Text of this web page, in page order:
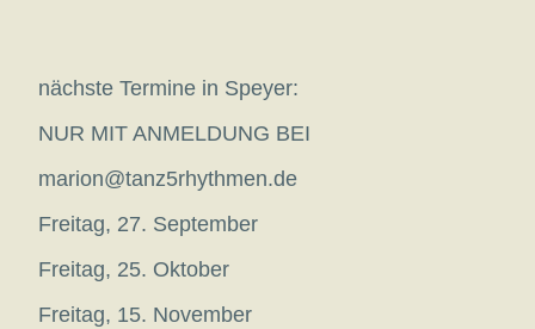
nächste Termine in Speyer:
NUR MIT ANMELDUNG BEI
marion@tanz5rhythmen.de
Freitag, 27. September
Freitag, 25. Oktober
Freitag, 15. November